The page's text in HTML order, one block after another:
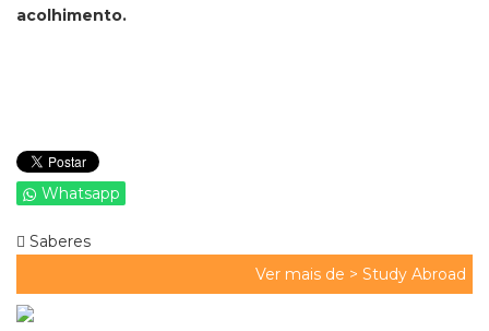
acolhimento.
Whatsapp
Saberes
Ver mais de > Study Abroad